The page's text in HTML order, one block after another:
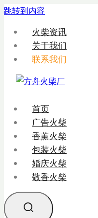
跳转到内容
火柴资讯
关于我们
联系我们
首页
广告火柴
香薰火柴
包装火柴
婚庆火柴
敬香火柴